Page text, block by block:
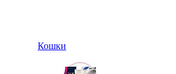
Кошки